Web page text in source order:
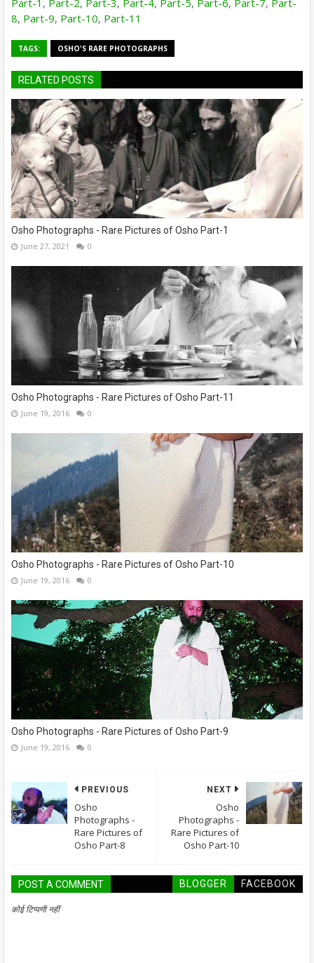
Part-1 , Part-2, Part-3, Part-4, Part-5, Part-6, Part-7, Part-
8, Part-9, Part-10, Part-11
TAGS: OSHO'S RARE PHOTOGRAPHS
RELATED POSTS
Osho Photographs - Rare Pictures of Osho Part-1
June 27, 2021 0
Osho Photographs - Rare Pictures of Osho Part-11
June 19, 2016 0
Osho Photographs - Rare Pictures of Osho Part-10
June 19, 2016 0
Osho Photographs - Rare Pictures of Osho Part-9
June 19, 2016 0
NEXT
Osho
Photographs -
Rare Pictures of
Osho Part-10
PREVIOUS
Osho
Photographs -
Rare Pictures of
Osho Part-8
POST A COMMENT BLOGGER FACEBOOK
कोई टिप्पणी नहीं